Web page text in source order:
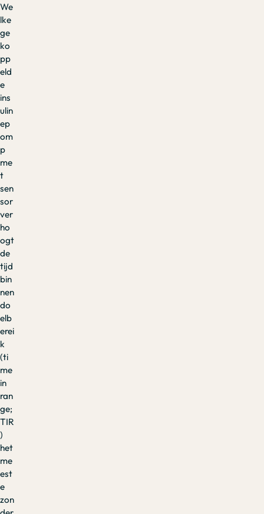
We
lke
ge
ko
pp
eld
e
ins
ulin
ep
om
p
me
t
sen
sor
ver
ho
ogt
de
tijd
bin
nen
do
elb
erei
k
(ti
me
in
ran
ge;
TIR
)
het
me
est
e
zon